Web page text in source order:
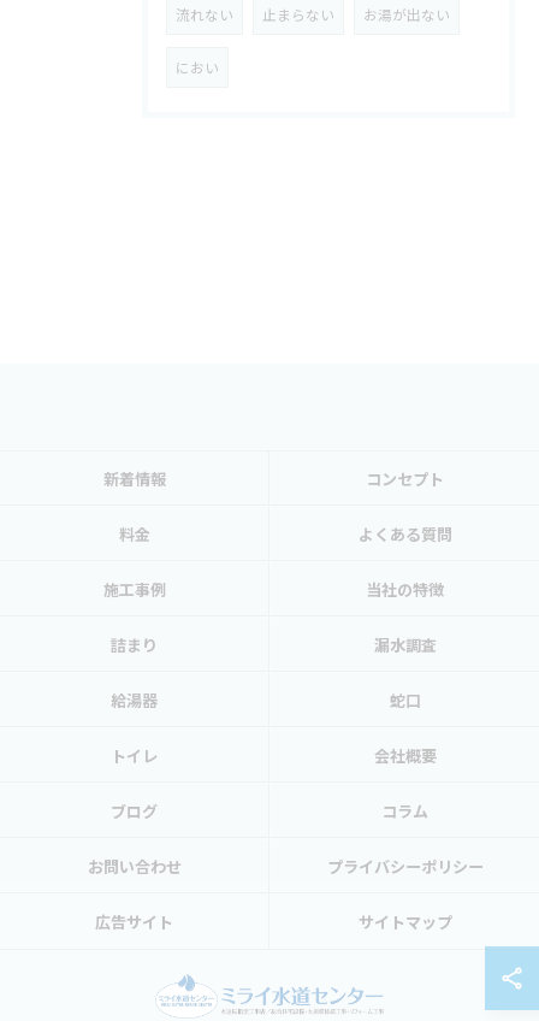
流れない 止まらない お湯が出ない
におい
新着情報 コンセプト
料金 よくある質問
施工事例 当社の特徴
詰まり 漏水調査
給湯器 蛇口
トイレ 会社概要
ブログ コラム
お問い合わせ プライバシーポリシー
広告サイト サイトマップ